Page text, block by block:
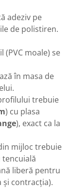
adeziv pe
de polistiren.
(PVC moale) se
în masa de
trebuie
) cu plasa
), exact ca la
mijloc trebuie
tencuială
liberă pentru
și contracția).